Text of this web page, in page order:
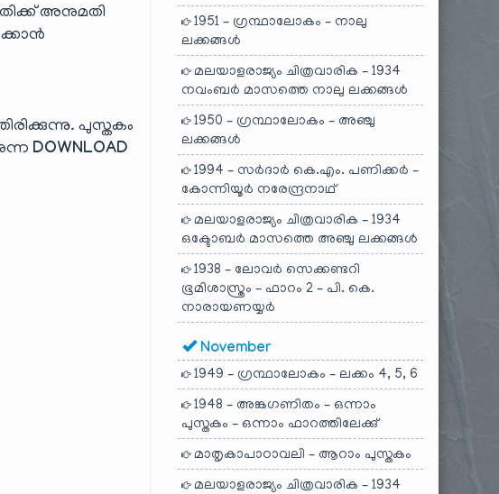
അനുമതി
പുസ്തകം
DOWNLOAD
1951 – ഗ്രന്ഥാലോകം – നാലു
ലക്കങ്ങൾ
മലയാളരാജ്യം ചിത്രവാരിക – 1934
നവംബർ മാസത്തെ നാലു ലക്കങ്ങൾ
1950 – ഗ്രന്ഥാലോകം – അഞ്ചു
ലക്കങ്ങൾ
1994 – സർദാർ കെ.എം. പണിക്കർ –
കോന്നിയൂർ നരേന്ദ്രനാഥ്
മലയാളരാജ്യം ചിത്രവാരിക – 1934
ഒക്ടോബർ മാസത്തെ അഞ്ചു ലക്കങ്ങൾ
1938 – ലോവർ സെക്കണ്ടറി
ഭൂമിശാസ്ത്രം – ഫാറം 2 – പി. കെ.
നാരായണയ്യർ
November
1949 – ഗ്രന്ഥാലോകം – ലക്കം 4, 5, 6
1948 – അങ്കഗണിതം – ഒന്നാം
പുസ്തകം – ഒന്നാം ഫാറത്തിലേക്കു്
മാതൃകാപാഠാവലി – ആറാം പുസ്തകം
മലയാളരാജ്യം ചിത്രവാരിക – 1934